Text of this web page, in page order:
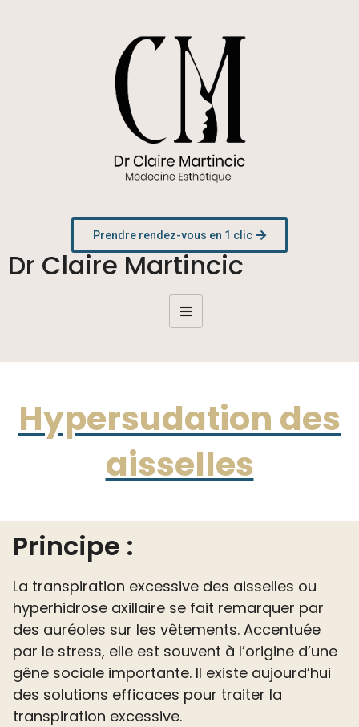
Prendre rendez-vous en 1 clic
Dr Claire Martincic
Hypersudation des
aisselles
Principe :
La transpiration excessive des aisselles ou
hyperhidrose axillaire se fait remarquer par
des auréoles sur les vêtements. Accentuée
par le stress, elle est souvent à l’origine d’une
gêne sociale importante. Il existe aujourd’hui
des solutions efficaces pour traiter la
transpiration excessive.